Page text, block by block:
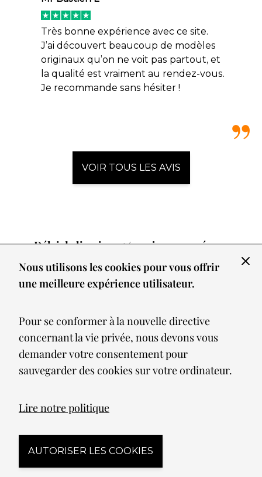
Nous utilisons les cookies pour vous offrir
une meilleure expérience utilisateur.
Pour se conformer à la nouvelle directive
concernant la vie privée, nous devons vous
demander votre consentement pour
sauvegarder des cookies sur votre ordinateur.
Lire notre politique
AUTORISER LES COOKIES
Très bonne expérience avec ce site.
J’ai découvert beaucoup de modèles
originaux qu’on ne voit pas partout, et
la qualité est vraiment au rendez-vous.
Je recommande sans hésiter !
VOIR TOUS LES AVIS
Délai de livraison +/- 10 jours ouvrés
Neuhausest une marque de luminaires
l'innovation et le design contemporain
Offrant une gamme variée de produits,
Neuhaus est le choix idéal pour ceux qui
recherchent un éclairage qui allie
fonctionnalité et esthétique. Que vous
d'intérieur ou un particulier passionné
apporteront une touche d'élégance et de